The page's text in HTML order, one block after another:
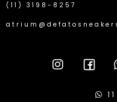
(11) 3198-8257